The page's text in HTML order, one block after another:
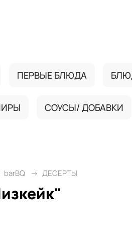
ПЕРВЫЕ БЛЮДА
СОУСЫ/ ДОБАВКИ
barBQ ДЕСЕРТЫ